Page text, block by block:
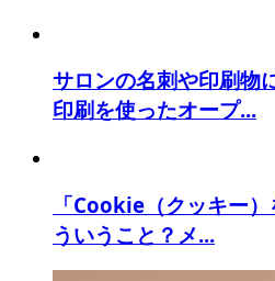
サロンの名刺や印刷物
印刷を使ったオープ...
「Cookie（クッキー
ういうこと？メ...